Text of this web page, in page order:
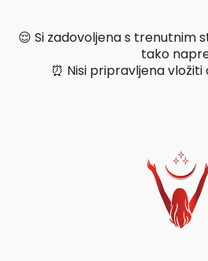
😌 Si zadovoljena s trenutnim
tako
⏰ Nisi pripravljena